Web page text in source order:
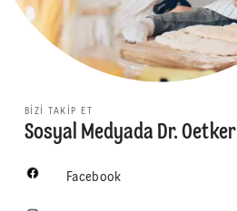
BIZI TAKIP ET
Sosyal Medyada Dr. Oetker
Facebook